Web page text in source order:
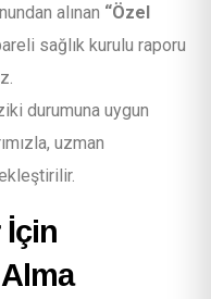
alınan “Özel
sağlık kurulu raporu
durumuna uygun
uzman
İçin